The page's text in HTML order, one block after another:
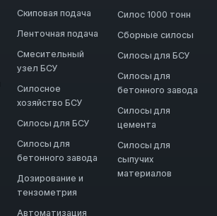
Скиповая подача
Ленточная подача
Смесительный
узел БСУ
Силосное
хозяйство БСУ
Силосы для БСУ
Силосы для
бетонного завода
Дозирование и
тензометрия
Автоматизация
Силос 1000 тонн
Сборные силосы
Силосы для БСУ
Силосы для
бетонного завода
Силосы для
цемента
Силосы для
сыпучих
материалов